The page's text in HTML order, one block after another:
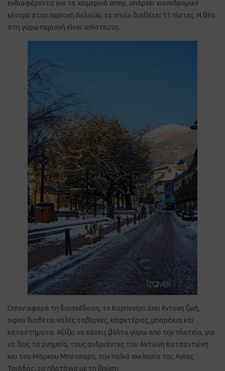
ενδιαφέροντα για τα χειμερινά σπορ, υπάρχει χιονοδρομικό
κέντρο στην περιοχή Βελούχι, το οποίο διαθέτει 11 πίστες. Η θέα
στη γύρω περιοχή είναι απίστευτη.
Όσον αφορά τη διασκέδαση, το Καρπενήσι έχει έντονη ζωή,
αφού διαθέτει καλές ταβέρνες, καφετέριες, μπαράκια και
καταστήματα. Αξίζει να κάνεις βόλτα γύρω από την πλατεία, για
να δεις τα μνημεία, τους ανδριάντες του Αντώνη Κατσαντώνη
και του Μάρκου Μπότσαρη, την παλιά εκκλησία της Αγίας
Τριάδας, τα πλατάνια με τη βρύση.